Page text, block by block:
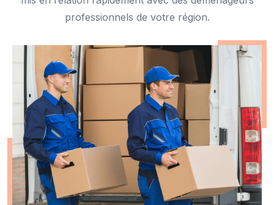
professionnels de votre région.